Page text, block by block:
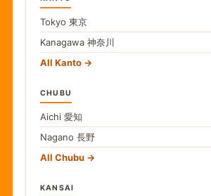
Tokyo 東京
Kanagawa 神奈川
All Kanto
CHUBU
Aichi 愛知
Nagano 長野
All Chubu
KANSAI